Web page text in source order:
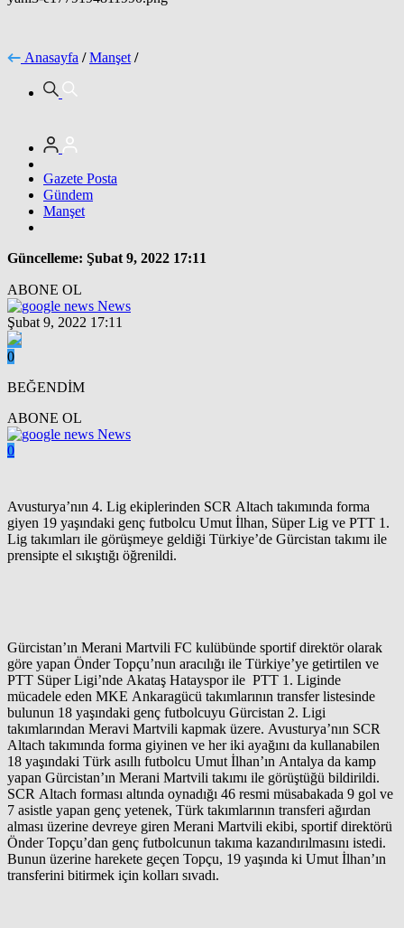
Anasayfa / Manşet /
Gazete Posta
Gündem
Manşet
Güncelleme: Şubat 9, 2022 17:11
ABONE OL
News
Şubat 9, 2022 17:11
0
BEĞENDİM
ABONE OL
News
0
Avusturya’nın 4. Lig ekiplerinden SCR Altach takımında forma
giyen 19 yaşındaki genç futbolcu Umut İlhan, Süper Lig ve PTT 1.
Lig takımları ile görüşmeye geldiği Türkiye’de Gürcistan takımı ile
prensipte el sıkıştığı öğrenildi.
Gürcistan’ın Merani Martvili FC kulübünde sportif direktör olarak
göre yapan Önder Topçu’nun aracılığı ile Türkiye’ye getirtilen ve
PTT Süper Ligi’nde Akataş Hatayspor ile PTT 1. Liginde
mücadele eden MKE Ankaragücü takımlarının transfer listesinde
bulunun 18 yaşındaki genç futbolcuyu Gürcistan 2. Ligi
takımlarından Meravi Martvili kapmak üzere. Avusturya’nın SCR
Altach takımında forma giyinen ve her iki ayağını da kullanabilen
18 yaşındaki Türk asıllı futbolcu Umut İlhan’ın Antalya da kamp
yapan Gürcistan’ın Merani Martvili takımı ile görüştüğü bildirildi.
SCR Altach forması altında oynadığı 46 resmi müsabakada 9 gol ve
7 asistle yapan genç yetenek, Türk takımlarının transferi ağırdan
alması üzerine devreye giren Merani Martvili ekibi, sportif direktörü
Önder Topçu’dan genç futbolcunun takıma kazandırılmasını istedi.
Bunun üzerine harekete geçen Topçu, 19 yaşında ki Umut İlhan’ın
transferini bitirmek için kolları sıvadı.